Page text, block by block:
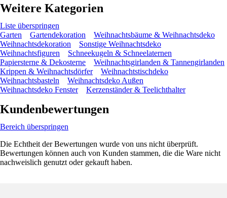
Weitere Kategorien
Liste überspringen
Garten
Gartendekoration
Weihnachtsbäume & Weihnachtsdeko
Weihnachtsdekoration
Sonstige Weihnachtsdeko
Weihnachtsfiguren
Schneekugeln & Schneelaternen
Papiersterne & Dekosterne
Weihnachtsgirlanden & Tannengirlanden
Krippen & Weihnachtsdörfer
Weihnachtstischdeko
Weihnachtsbasteln
Weihnachtsdeko Außen
Weihnachtsdeko Fenster
Kerzenständer & Teelichthalter
Kundenbewertungen
Bereich überspringen
Die Echtheit der Bewertungen wurde von uns nicht überprüft.
Bewertungen können auch von Kunden stammen, die die Ware nicht
nachweislich genutzt oder gekauft haben.